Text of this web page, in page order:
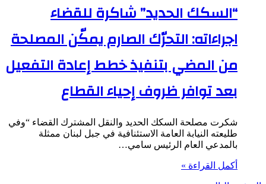
“السكك الحديد” شاكرة للقضاء
اجراءاته: التحرّك الصارم يمكّن المصلحة
من المضي بتنفيذ خطط إعادة التفعيل
بعد توافر ظروف إحياء القطاع
شكرت مصلحة السكك الحديد والنقل المشترك القضاء “وفي
طليعته النيابة العامة الاستئنافية في جبل لبنان ممثلة
بالمدعي العام الرئيس سامي…
أكمل القراءة »